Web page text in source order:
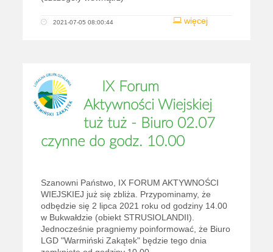
więcej
2021-07-05 08:00:44
IX Forum
Aktywności Wiejskiej
tuż tuż - Biuro 02.07
czynne do godz. 10.00
Szanowni Państwo, IX FORUM AKTYWNOŚCI
WIEJSKIEJ już się zbliża. Przypominamy, że
odbędzie się 2 lipca 2021 roku od godziny 14.00
w Bukwałdzie (obiekt STRUSIOLANDII).
Jednocześnie pragniemy poinformować, że Biuro
LGD "Warmiński Zakątek" będzie tego dnia